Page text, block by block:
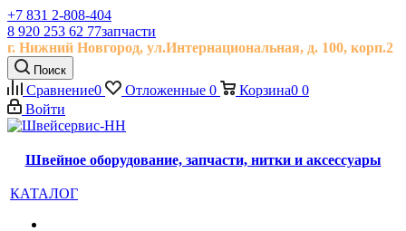
+7 831 2-808-404
8 920 253 62 77запчасти
г. Нижний Новгород, ул.Интернациональная, д. 100, корп.2
Поиск
Сравнение0 Отложенные 0 Корзина0 0
Войти
Швейное оборудование, запчасти, нитки и аксессуары
КАТАЛОГ